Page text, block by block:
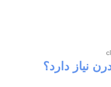
نیاز دارد؟